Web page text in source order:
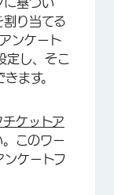
×
割り当てる
ンケート
定し、そこ
ます。
チケットア
このワー
ンケートフ